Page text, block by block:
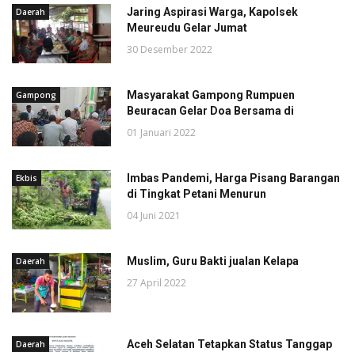
Daerah
Jaring Aspirasi Warga, Kapolsek
Meureudu Gelar Jumat
30 Desember 2022
Gampong
Masyarakat Gampong Rumpuen
Beuracan Gelar Doa Bersama di
01 Januari 2022
Ekbis
Imbas Pandemi, Harga Pisang Barangan
di Tingkat Petani Menurun
04 Juni 2021
Daerah Muslim, Guru Bakti jualan Kelapa
27 April 2022
Daerah
Aceh Selatan Tetapkan Status Tanggap